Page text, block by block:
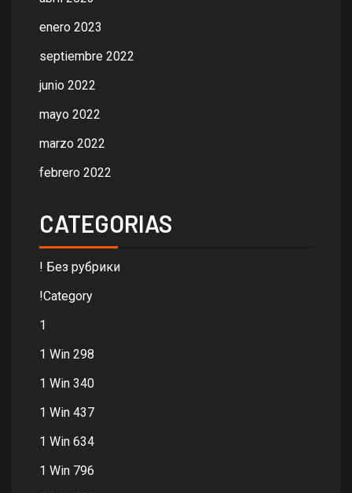
enero 2023
septiembre 2022
junio 2022
mayo 2022
marzo 2022
febrero 2022
CATEGORIAS
! Без рубрики
!Category
1
1 Win 298
1 Win 340
1 Win 437
1 Win 634
1 Win 796